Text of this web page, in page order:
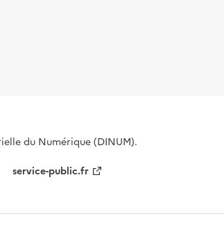
du Numérique (DINUM).
service-public.fr